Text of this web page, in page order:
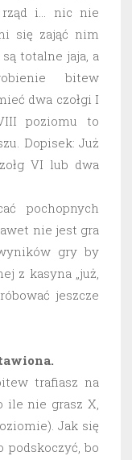
rząd i… nic nie
się zająć nim
totalne jaja, a
bitew
dwa czołgi I
poziomu to
Dopisek: Już
VI lub dwa
pochopnych
nie jest gra
gry by
z kasyna „już,
jeszcze
trafiasz na
ile nie grasz X,
Jak się
podskoczyć, bo